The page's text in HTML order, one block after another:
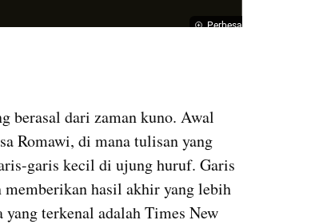
Perbesar
berasal dari zaman kuno. Awal
Romawi, di mana tulisan yang
garis kecil di ujung huruf. Garis
hasil akhir yang lebih
terkenal adalah Times New